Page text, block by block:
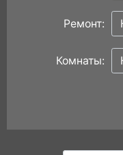
Ремонт:
Комнаты: